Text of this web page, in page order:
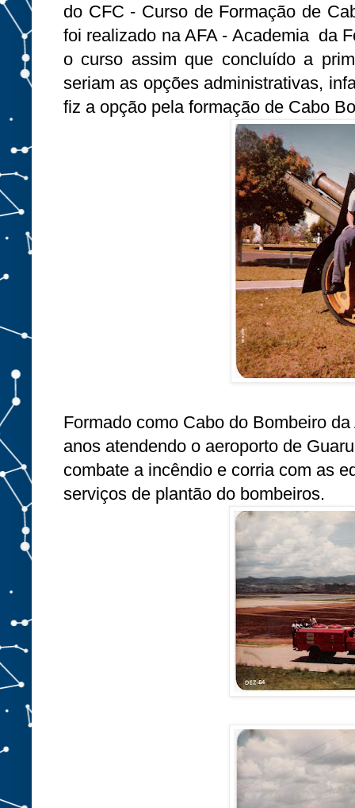
do CFC - Curso de Formação de
foi realizado na AFA - Academia da
o curso assim que concluído a
seriam as opções administrativas,
fiz a opção pela formação de Cabo
Formado como Cabo do Bombeiro
anos atendendo o aeroporto de
combate a incêndio e corria com as
serviços de plantão do bombeiros.